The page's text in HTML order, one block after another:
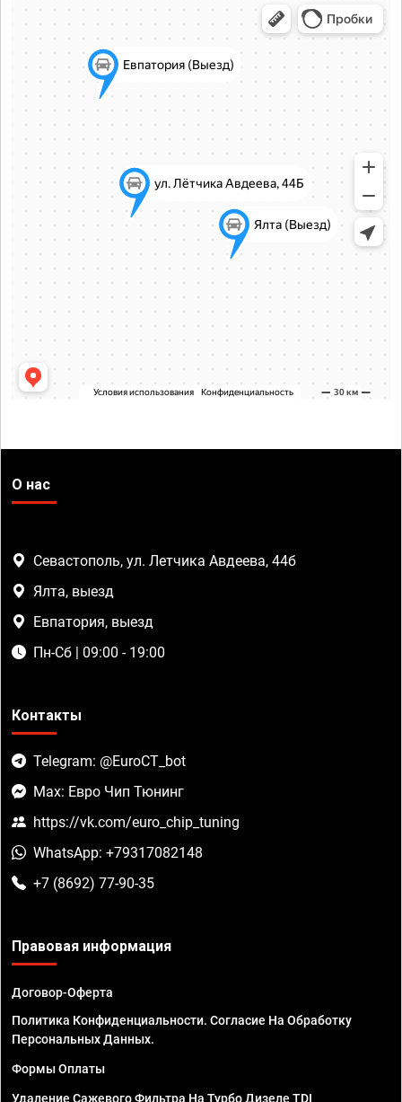
О нас
Севастополь, ул. Летчика Авдеева, 44б
Ялта, выезд
Евпатория, выезд
Пн-Сб | 09:00 - 19:00
Контакты
Telegram: @EuroCT_bot
Max: Евро Чип Тюнинг
https://vk.com/euro_chip_tuning
WhatsApp: +79317082148
+7 (8692) 77-90-35
Правовая информация
Договор-Оферта
Политика Конфиденциальности. Согласие На Обработку
Персональных Данных.
Формы Оплаты
Удаление Сажевого Фильтра На Турбо Дизеле TDI